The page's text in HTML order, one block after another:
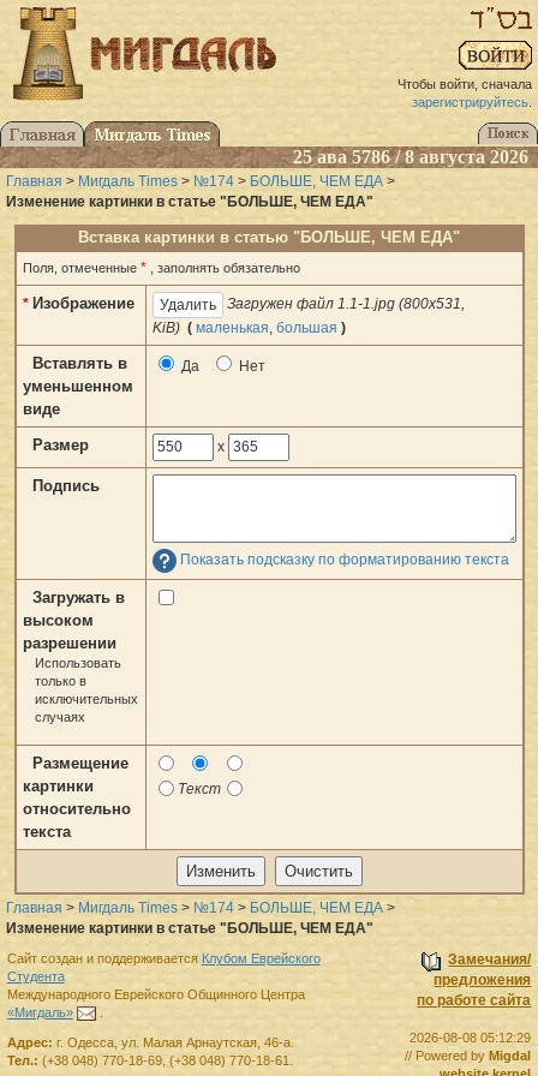
Чтобы войти, сначала
зарегистрируйтесь.
25 ава 5786 / 8 августа 2026
Главная > Мигдаль Times > №174 > БОЛЬШЕ, ЧЕМ ЕДА >
Изменение картинки в статье "БОЛЬШЕ, ЧЕМ ЕДА"
Вставка картинки в статью "БОЛЬШЕ, ЧЕМ ЕДА"
Поля, отмеченные * , заполнять обязательно
* Изображение
Загружен файл 1.1-1.jpg (800x531,
KiB) ( маленькая большая )
Вставлять в
уменьшенном
виде
Да Нет
Размер x
Подпись
Показать подсказку по форматированию текста
Загружать в
высоком
разрешении
Использовать
только в
исключительных
случаях
Размещение
картинки
относительно
текста
Текст
Главная > Мигдаль Times > №174 > БОЛЬШЕ, ЧЕМ ЕДА >
Изменение картинки в статье "БОЛЬШЕ, ЧЕМ ЕДА"
Замечания/
предложения
по работе сайта
2026-08-08 05:12:29
// Powered by Migdal
Сайт создан и поддерживается Клубом Еврейского
Студента
Международного Еврейского Общинного Центра
«Мигдаль»
Адрес: г. Одесса, ул. Малая Арнаутская, 46-а.
Тел.: (+38 048) 770-18-69, (+38 048) 770-18-61